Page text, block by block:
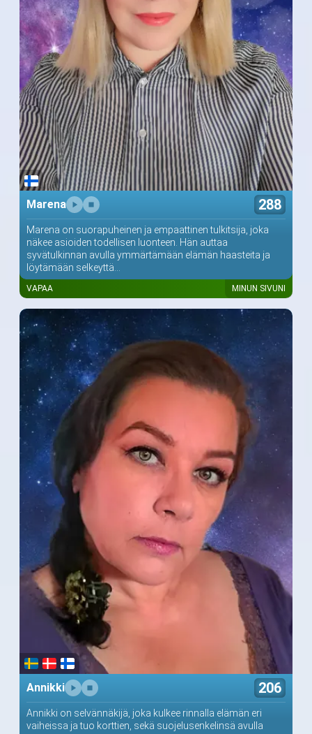
Marena 288
Marena on suorapuheinen ja empaattinen tulkitsija, joka
näkee asioiden todellisen luonteen. Hän auttaa
syvätulkinnan avulla ymmärtämään elämän haasteita ja
löytämään selkeyttä...
VAPAA MINUN SIVUNI
Annikki 206
Annikki on selvännäkijä, joka kulkee rinnalla elämän eri
vaiheissa ja tuo korttien, sekä suojelusenkelinsä avulla